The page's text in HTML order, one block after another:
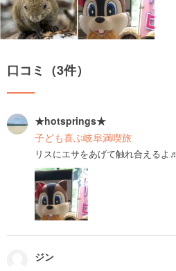
口コミ（3件）
★hotsprings★
子ども喜ぶ岐阜満喫旅
リスにエサをあげて触れ合えるよ♬
ジン